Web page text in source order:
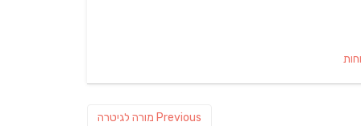
Previous
Previous
מורה לגיטרה